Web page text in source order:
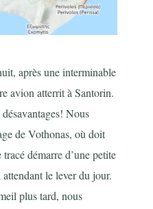
après une interminable
avion atterrit à Santorin.
Nous
de Vothonas, où doit
démarre d’une petite
le lever du jour.
plus tard, nous